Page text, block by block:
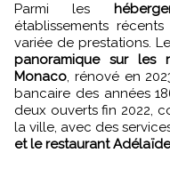
Parmi les
établissements
variée de prestations. Le
panoramique sur les
Monaco, rénové en
bancaire des années
deux ouverts fin 2022,
la ville, avec des
et le restaurant Adélaïde